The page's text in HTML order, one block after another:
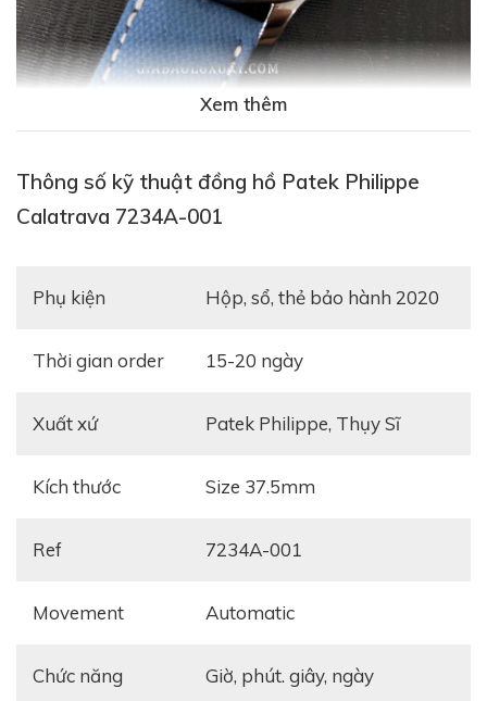
màn vào năm 2014 trong mã hiệu 5524G với bộ vỏ
vàng trắng. Tiếp đến là một model vàng hồng kích
thước 37,5mm được công bố vào năm 2018 trong mã
đồng hồ giới thiệu tại Singapore năm vừa qua là ở
Xem thêm
Thông số kỹ thuật đồng hồ Patek Philippe
Calatrava 7234A-001
Phụ kiện Hộp, sổ, thẻ bảo hành 2020
Thời gian order 15-20 ngày
Xuất xứ Patek Philippe, Thụy Sĩ
Kích thước Size 37.5mm
Ref 7234A-001
Movement automatic
Chức năng giờ, phút. giây, ngày